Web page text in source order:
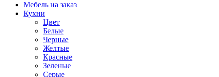
Мебель на заказ
Кухни
Цвет
Белые
Черные
Желтые
Красные
Зеленые
Серые